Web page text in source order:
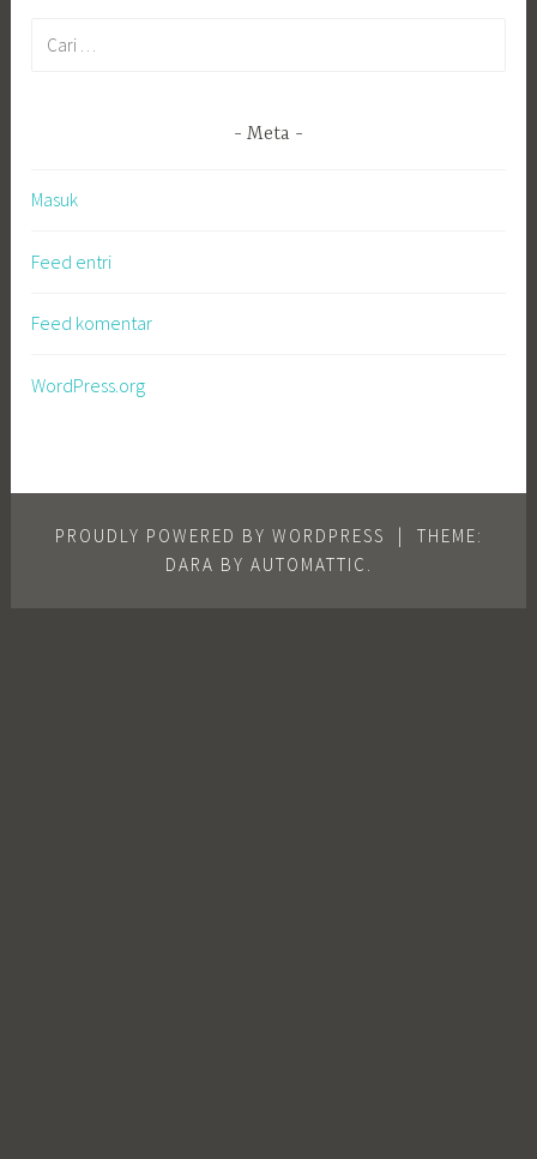
Meta
Masuk
Feed entri
Feed komentar
WordPress.org
PROUDLY POWERED BY WORDPRESS |
THEME:
DARA BY AUTOMATTIC .